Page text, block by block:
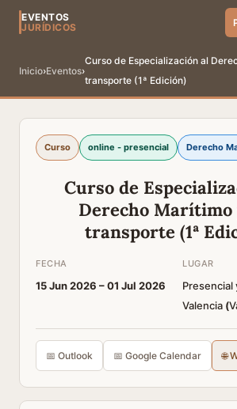
EVENTOS
JURÍDICOS
Inicio›Eventos›
Curso de Especialización al
transporte (1ª Edición)
Curso online - presencial Derecho
Curso de
Derecho Marítimo
transporte (1ª
FECHA
15 Jun 2026 –01 Jul 2026
LUGAR
Presencial
Valencia (
📅 Outlook 📅 Google Calendar 🌐